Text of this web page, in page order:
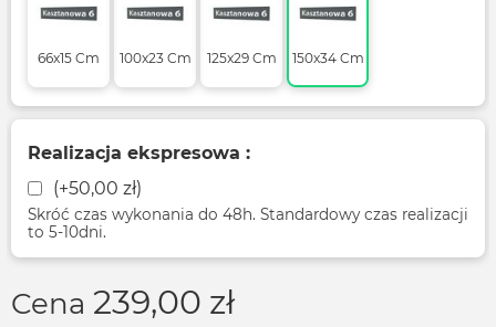
66x15 Cm 100x23 Cm 125x29 Cm 150x34 Cm
Realizacja ekspresowa :
(+50,00 zł)
Skróć czas wykonania do 48h. Standardowy czas realizacji
to 5-10dni.
Cena 239,00 zł